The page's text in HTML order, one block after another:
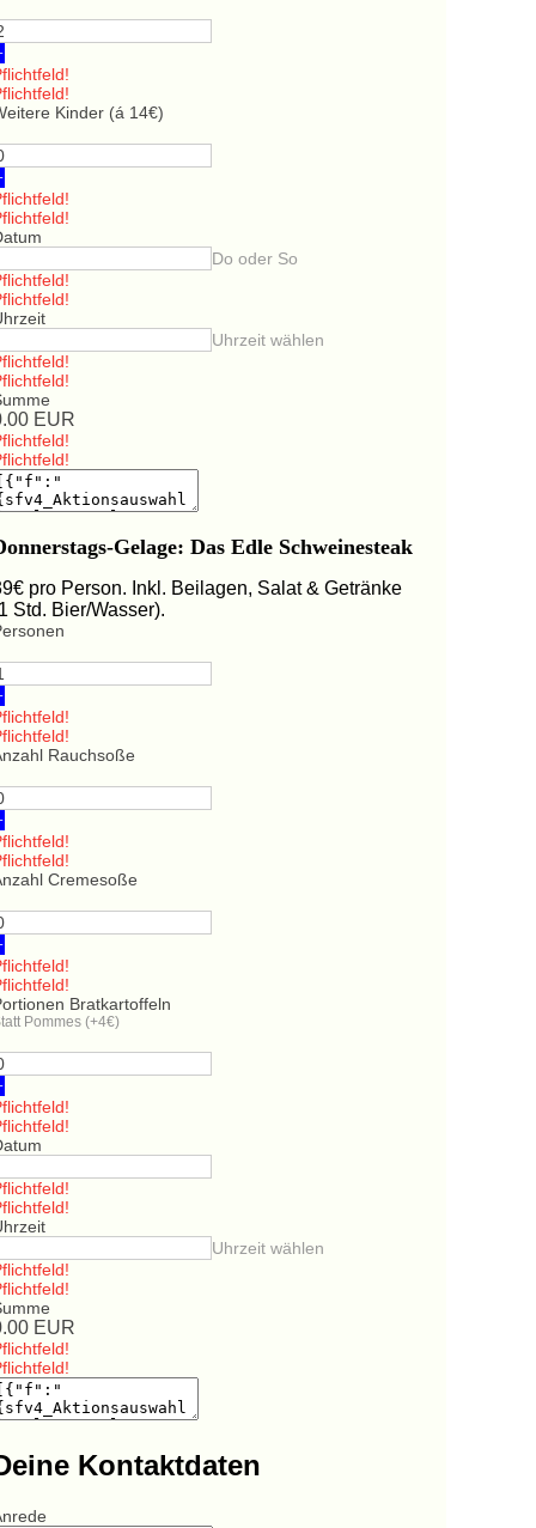
Kinder (á 14€)
Do oder So
Uhrzeit wählen
EUR
Gelage: Das Edle Schweinesteak
pro Person. Inkl. Beilagen, Salat & Getränke
Std. Bier/Wasser).
Rauchsoße
Cremesoße
Bratkartoffeln
Pommes (+4€)
Uhrzeit wählen
EUR
Kontaktdaten